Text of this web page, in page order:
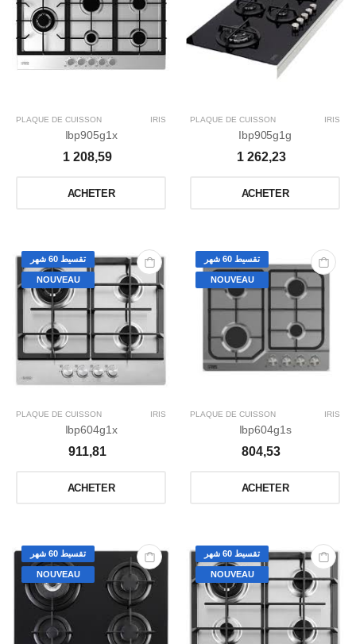
PLAQUE DE CUISSON IRIS
Ibp905g1x
1 208,59
ACHETER
PLAQUE DE CUISSON IRIS
Ibp905g1g
1 262,23
ACHETER
تقسيط 60 شهر
NOUVEAU
PLAQUE DE CUISSON IRIS
Ibp604g1x
911,81
ACHETER
تقسيط 60 شهر
NOUVEAU
PLAQUE DE CUISSON IRIS
Ibp604g1s
804,53
ACHETER
تقسيط 60 شهر
NOUVEAU
تقسيط 60 شهر
NOUVEAU